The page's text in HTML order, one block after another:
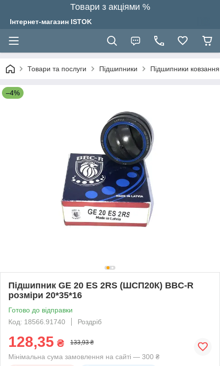
Товари з акціями %
Інтернет-магазин ISTOK
Товари та послуги Підшипники Підшипники ковзання
–4%
Підшипник GE 20 ES 2RS (ШСП20К) BBC-R
розміри 20*35*16
Готово до відправки
Код: 18566.91740
Роздріб
128,35 ₴ 133,93 ₴
Мінімальна сума замовлення на сайті — 300 ₴